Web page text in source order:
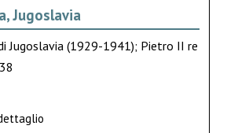
Jugoslavia
Jugoslavia (1929-1941); Pietro II re